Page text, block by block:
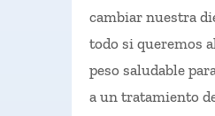
cambiar nuestra
todo si queremos
peso saludable
a un tratamiento